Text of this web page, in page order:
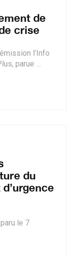
de
crise
l’Info
parue …
du
le 7